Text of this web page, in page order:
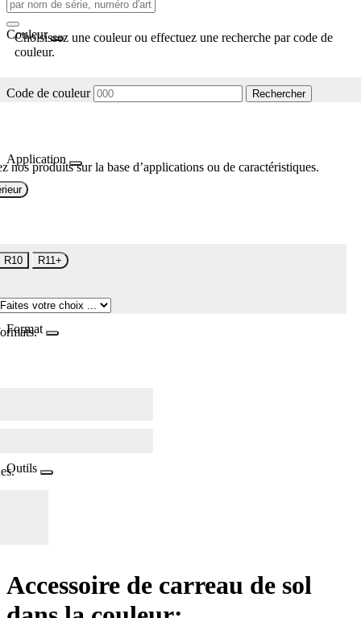
Couleur
Choisissez une couleur ou effectuez une recherche par code de
couleur.
Code de couleur Rechercher
Application
nos produits sur la base d’applications ou de caractéristiques.
R10 R11+
Format
Outils
Accessoire de carreau de sol